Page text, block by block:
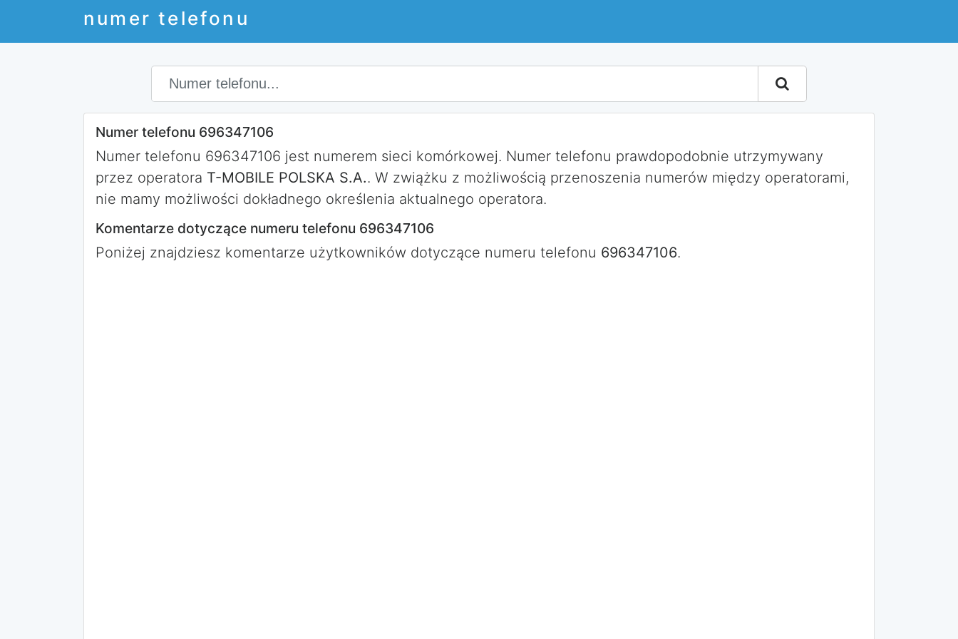
numer telefonu
Numer telefonu 696347106
Numer telefonu 696347106 jest numerem sieci komórkowej. Numer telefonu prawdopodobnie utrzymywany
przez operatora T-MOBILE POLSKA S.A.. W zwiążku z możliwością przenoszenia numerów między operatorami,
nie mamy możliwości dokładnego określenia aktualnego operatora.
Komentarze dotyczące numeru telefonu 696347106
Poniżej znajdziesz komentarze użytkowników dotyczące numeru telefonu 696347106.